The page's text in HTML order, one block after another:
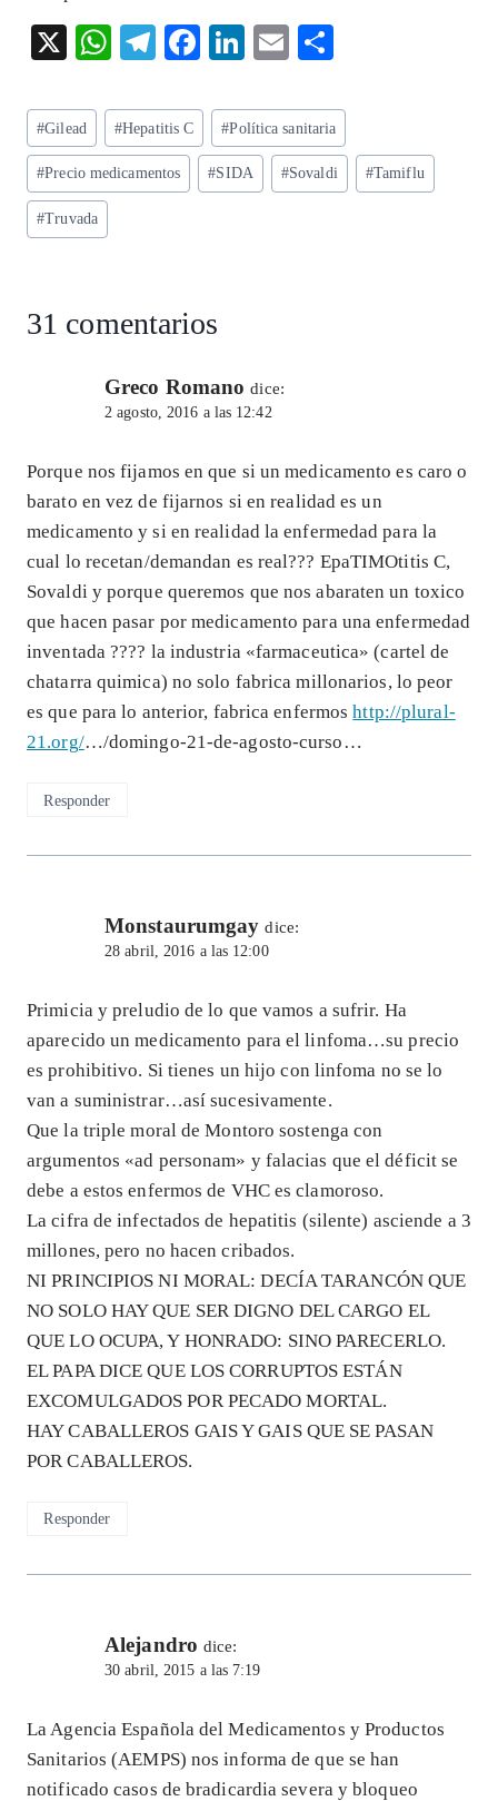
X
W
ts
A
p
T
eg
ra
m
F
eb
o
o
Li
ke
dI
n
E
ai
l
re
Etiquetas
de
la
entrada:
#Gilead #Hepatitis C #Política sanitaria
#Precio medicamentos #SIDA #Sovaldi #Tamiflu
#Truvada
31 comentarios
Greco Romano dice:
2 agosto, 2016 a las 12:42
Porque nos fijamos en que si un medicamento es caro o
barato en vez de fijarnos si en realidad es un
medicamento y si en realidad la enfermedad para la
cual lo recetan/demandan es real??? EpaTIMOtitis C,
Sovaldi y porque queremos que nos abaraten un toxico
que hacen pasar por medicamento para una enfermedad
inventada ???? la industria «farmaceutica» (cartel de
chatarra quimica) no solo fabrica millonarios, lo peor
es que para lo anterior, fabrica enfermoshttp://plural-
21.org/…/domingo-21-de-agosto-curso…
Responder
Monstaurumgay dice:
28 abril, 2016 a las 12:00
Primicia y preludio de lo que vamos a sufrir. Ha
aparecido un medicamento para el linfoma…su precio
es prohibitivo. Si tienes un hijo con linfoma no se lo
van a suministrar…así sucesivamente.
Que la triple moral de Montoro sostenga con
argumentos «ad personam» y falacias que el déficit se
debe a estos enfermos de VHC es clamoroso.
La cifra de infectados de hepatitis (silente) asciende a 3
millones, pero no hacen cribados.
NI PRINCIPIOS NI MORAL: DECÍA TARANCÓN QUE
NO SOLO HAY QUE SER DIGNO DEL CARGO EL
QUE LO OCUPA, Y HONRADO: SINO PARECERLO.
EL PAPA DICE QUE LOS CORRUPTOS ESTÁN
EXCOMULGADOS POR PECADO MORTAL.
HAY CABALLEROS GAIS Y GAIS QUE SE PASAN
POR CABALLEROS.
Responder
Alejandro dice:
30 abril, 2015 a las 7:19
La Agencia Española del Medicamentos y Productos
Sanitarios (AEMPS) nos informa de que se han
notificado casos de bradicardia severa y bloqueo